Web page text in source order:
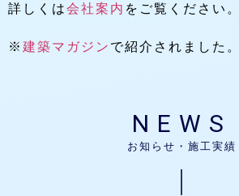
詳しくは会社案内 をご覧ください。
※ 建築マガジン で紹介されました。
NEWS
お知らせ・施工実績